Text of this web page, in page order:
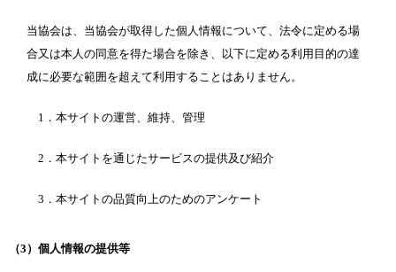
当協会は、当協会が取得した個人情報について、法令に定める場
合又は本人の同意を得た場合を除き、以下に定める利用目的の達
成に必要な範囲を超えて利用することはありません。
1．本サイトの運営、維持、管理
2．本サイトを通じたサービスの提供及び紹介
3．本サイトの品質向上のためのアンケート
（3 ） 個人情報の提供等